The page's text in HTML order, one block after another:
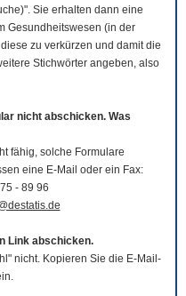
Sie erhalten dann eine
Gesundheitswesen (in der
zu verkürzen und damit die
Stichwörter angeben, also
nicht abschicken. Was
fähig, solche Formulare
eine E-Mail oder ein Fax:
- 89 96
Link abschicken.
nicht. Kopieren Sie die E-Mail-